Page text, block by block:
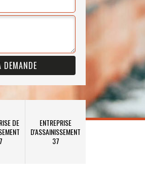
DE
ENTREPRISE
D'ASSAINISSEMENT
37